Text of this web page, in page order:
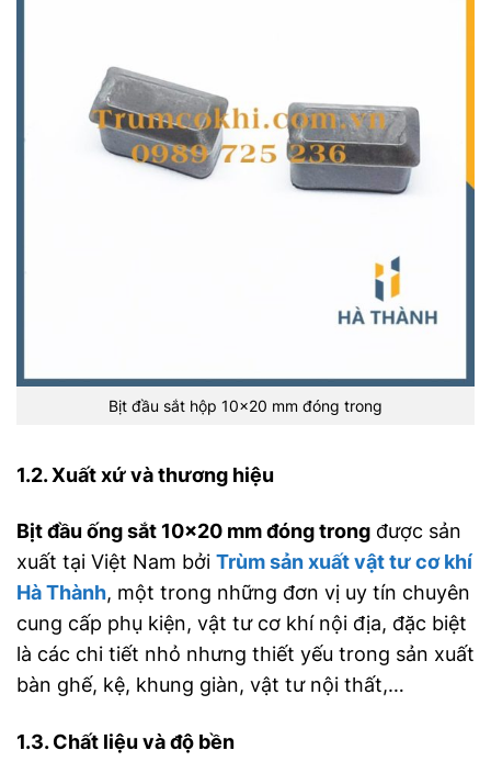
Bịt đầu sắt hộp 10×20 mm đóng trong
1.2. Xuất xứ và thương hiệu
Bịt đầu ống sắt 10×20 mm đóng trong được sản
xuất tại Việt Nam bởi Trùm sản xuất vật tư cơ khí
Hà Thành, một trong những đơn vị uy tín chuyên
cung cấp phụ kiện, vật tư cơ khí nội địa, đặc biệt
là các chi tiết nhỏ nhưng thiết yếu trong sản xuất
bàn ghế, kệ, khung giàn, vật tư nội thất,…
1.3. Chất liệu và độ bền